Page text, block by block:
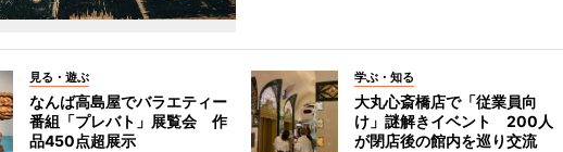
見る・遊ぶ
なんば高島屋でバラエティー
番組「プレバト」展覧会 作
品450点超展示
学ぶ・知る
大丸心斎橋店で「従業員向
け」謎解きイベント 200人
が閉店後の館内を巡り交流